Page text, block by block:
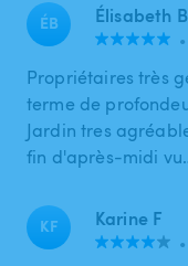
ÉB Élisabeth B
•
Propriétaires très
terme de
Jardin tres
fin d'après-midi
KF Karine F
•